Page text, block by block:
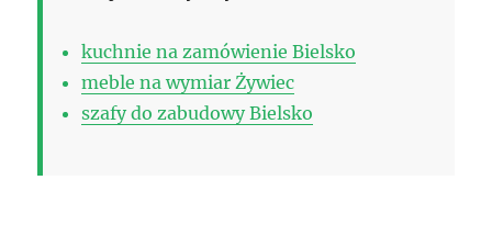
kuchnie na zamówienie Bielsko
meble na wymiar Żywiec
szafy do zabudowy Bielsko